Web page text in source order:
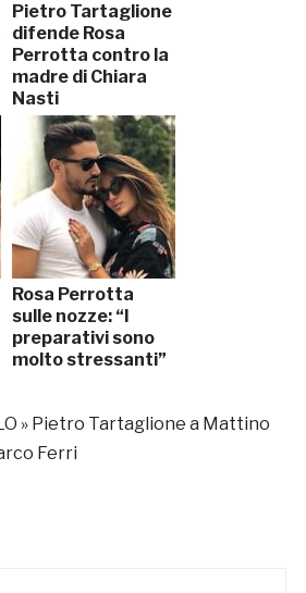
Pietro Tartaglione
difende Rosa
Perrotta contro la
madre di Chiara
Nasti
Rosa Perrotta
sulle nozze: “I
preparativi sono
molto stressanti”
» Pietro Tartaglione a Mattino
Ferri